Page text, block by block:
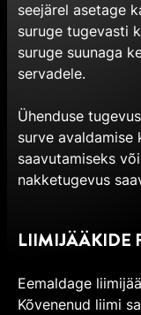
seejärel asetage
suruge tugevasti
suruge suunaga
servadele.
Ühenduse
surve avaldamise
saavutamiseks
nakketugevus
LIIMIJÄÄKIDE
Eemaldage
Kõvenenud liimi